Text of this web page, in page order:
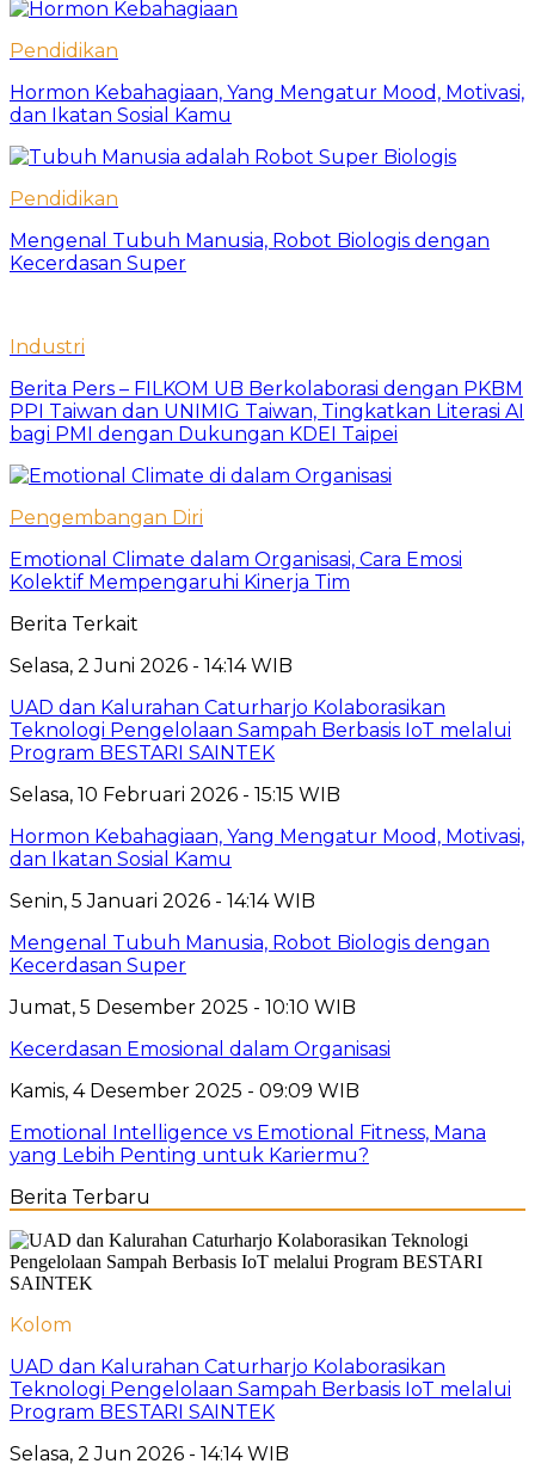
Pendidikan
Hormon Kebahagiaan, Yang Mengatur Mood, Motivasi,
dan Ikatan Sosial Kamu
Pendidikan
Mengenal Tubuh Manusia, Robot Biologis dengan
Kecerdasan Super
Industri
Berita Pers – FILKOM UB Berkolaborasi dengan PKBM
PPI Taiwan dan UNIMIG Taiwan, Tingkatkan Literasi AI
bagi PMI dengan Dukungan KDEI Taipei
Pengembangan Diri
Emotional Climate dalam Organisasi, Cara Emosi
Kolektif Mempengaruhi Kinerja Tim
Berita Terkait
Selasa, 2 Juni 2026 - 14:14 WIB
UAD dan Kalurahan Caturharjo Kolaborasikan
Teknologi Pengelolaan Sampah Berbasis IoT melalui
Program BESTARI SAINTEK
Selasa, 10 Februari 2026 - 15:15 WIB
Hormon Kebahagiaan, Yang Mengatur Mood, Motivasi,
dan Ikatan Sosial Kamu
Senin, 5 Januari 2026 - 14:14 WIB
Mengenal Tubuh Manusia, Robot Biologis dengan
Kecerdasan Super
Jumat, 5 Desember 2025 - 10:10 WIB
Kecerdasan Emosional dalam Organisasi
Kamis, 4 Desember 2025 - 09:09 WIB
Emotional Intelligence vs Emotional Fitness, Mana
yang Lebih Penting untuk Kariermu?
Berita Terbaru
Kolom
UAD dan Kalurahan Caturharjo Kolaborasikan
Teknologi Pengelolaan Sampah Berbasis IoT melalui
Program BESTARI SAINTEK
Selasa, 2 Jun 2026 - 14:14 WIB